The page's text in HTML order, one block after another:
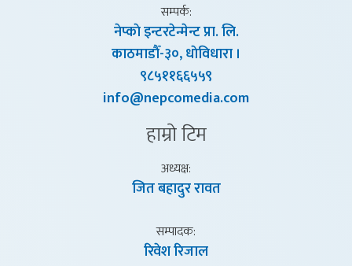
सम्पर्क:
नेप्काे इन्टरटेन्मेन्ट प्रा. लि.
काठमाडाैँ-३०, धाेविधारा ।
९८५११६६५५९
info@nepcomedia.com
हाम्राे टिम
अध्यक्ष:
जित बहादुर रावत
सम्पादक:
रिवेश रिजाल